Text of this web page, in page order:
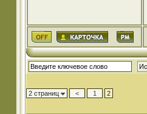
2 страниц < 1 2